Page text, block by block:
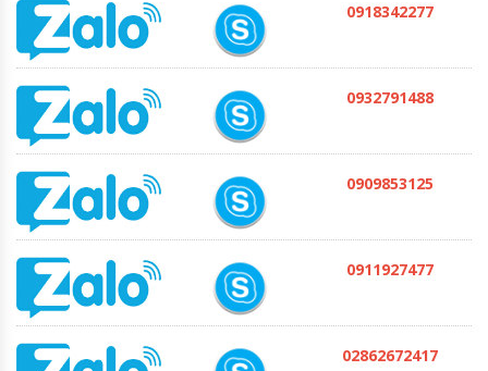
0918342277
0932791488
0909853125
0911927477
02862672417